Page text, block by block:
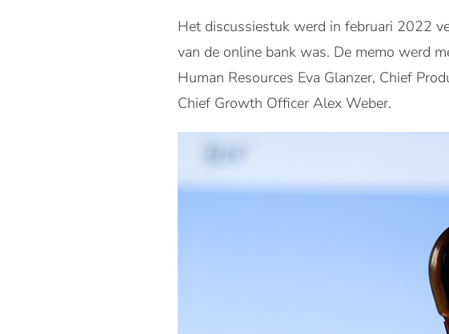
Het discussiestuk werd in februari 2022
van de online bank was. De memo werd
Human Resources Eva Glanzer, Chief
Chief Growth Officer Alex Weber.